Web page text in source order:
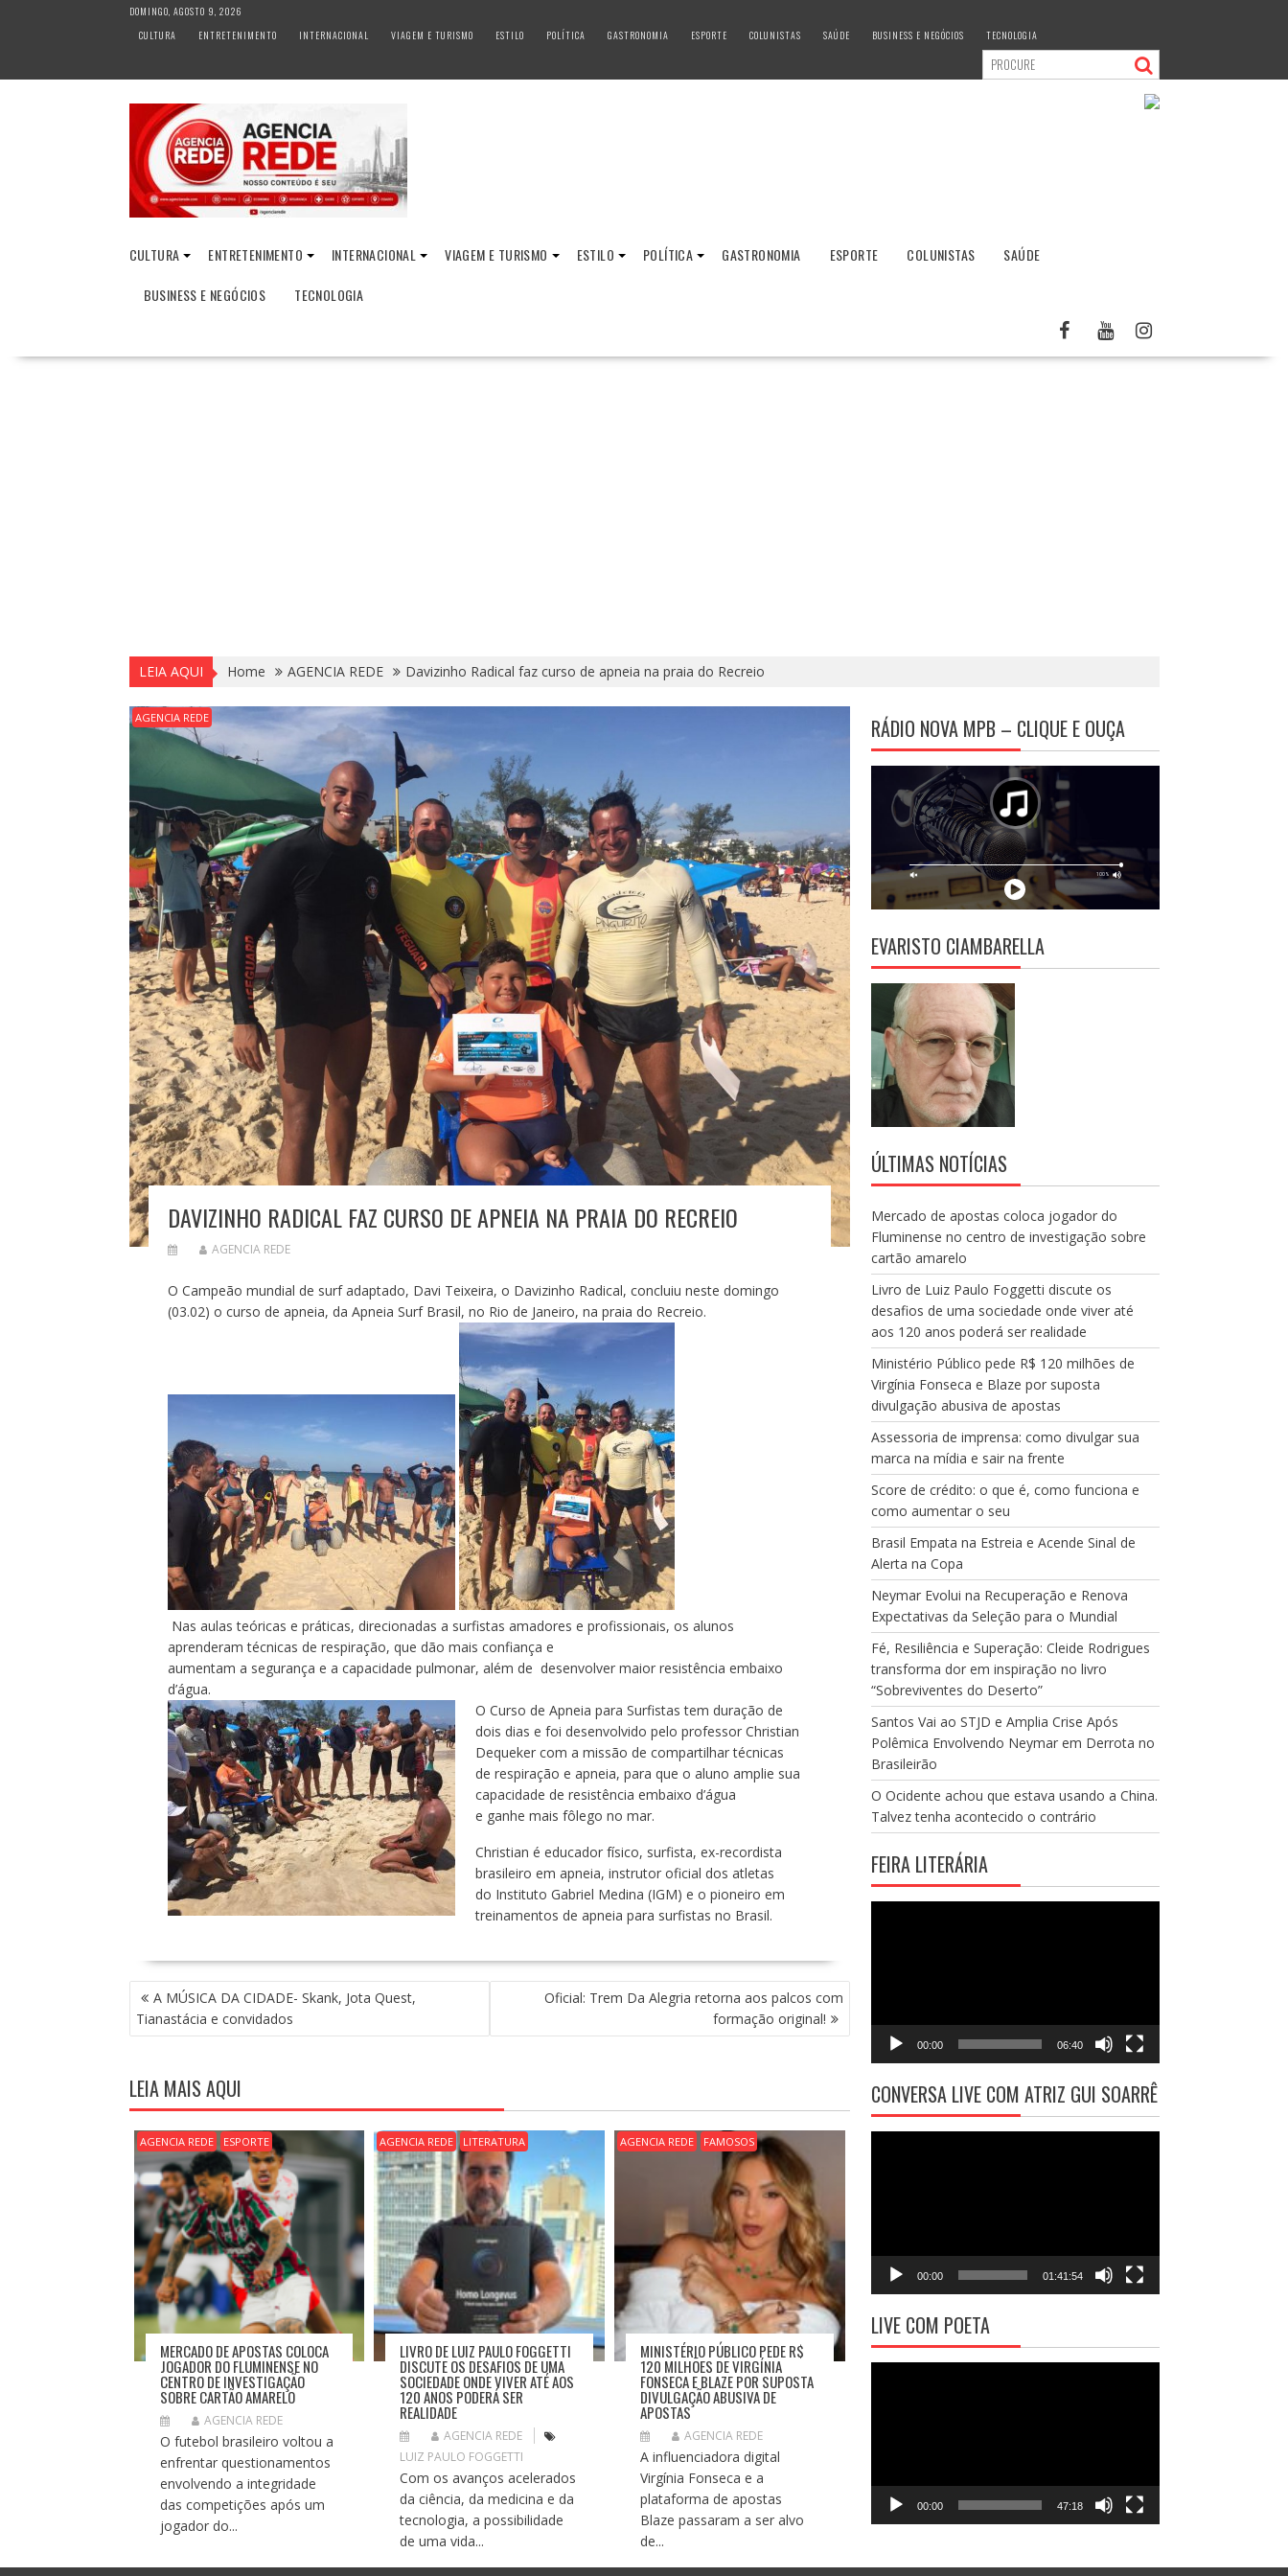
DOMINGO, AGOSTO 9, 2026
CULTURA
ENTRETENIMENTO INTERNACIONAL VIAGEM E TURISMO ESTILO POLÍTICA GASTRONOMIA ESPORTE COLUNISTAS SAÚDE BUSINESS E NEGÓCIOS TECNOLOGIA
CULTURA ENTRETENIMENTO INTERNACIONAL VIAGEM E TURISMO ESTILO POLÍTICA GASTRONOMIA ESPORTE COLUNISTAS
SAÚDE
BUSINESS E NEGÓCIOS
TECNOLOGIA
LEIA AQUI Home AGENCIA REDE Davizinho Radical faz curso de apneia na praia do Recreio
AGENCIA REDE
DAVIZINHO RADICAL FAZ CURSO DE APNEIA NA PRAIA DO RECREIO
AGENCIA REDE
O Campeão mundial de surf adaptado, Davi Teixeira, o Davizinho Radical, concluiu neste domingo
(03.02) o curso de apneia, da Apneia Surf Brasil, no Rio de Janeiro, na praia do Recreio.
Nas aulas teóricas e práticas, direcionadas a surfistas amadores e profissionais, os alunos
aprenderam técnicas de respiração, que dão mais confiança e
aumentam a segurança e a capacidade pulmonar, além de desenvolver maior resistência embaixo
d’água.
O Curso de Apneia para Surfistas tem duração de
dois dias e foi desenvolvido pelo professor Christian
Dequeker com a missão de compartilhartécnicas
de respiração e apneia, para que o aluno amplie sua
capacidade de resistência embaixo d’água
e ganhe mais fôlego no mar.
Christian é educador físico, surfista, ex-recordista
brasileiro em apneia, instrutor oficial dos atletas
do Instituto Gabriel Medina (IGM) e o pioneiro em
treinamentos de apneia para surfistas no Brasil.
N
A
V
G
A
Ç
Ã
O
D
E
P
O
S
T
A MÚSICA DA CIDADE- Skank, Jota Quest,
Tianastácia e convidados
Oficial: Trem Da Alegria retorna aos palcos com
formação original!
LEIA MAIS AQUI
AGENCIA REDE ESPORTE
MERCADO DE APOSTAS COLOCA
JOGADOR DO FLUMINENSE NO
CENTRO DE INVESTIGAÇÃO
SOBRE CARTÃO AMARELO
AGENCIA REDE
O futebol brasileiro voltou a
enfrentar questionamentos
envolvendo a integridade
das competições após um
jogador do...
AGENCIA REDE LITERATURA
LIVRO DE LUIZ PAULO FOGGETTI
DISCUTE OS DESAFIOS DE UMA
SOCIEDADE ONDE VIVER ATÉ AOS
120 ANOS PODERÁ SER
REALIDADE
AGENCIA REDE
LUIZ PAULO FOGGETTI
Com os avanços acelerados
da ciência, da medicina e da
tecnologia, a possibilidade
de uma vida...
AGENCIA REDE FAMOSOS
MINISTÉRIO PÚBLICO PEDE R$
120 MILHÕES DE VIRGÍNIA
FONSECA E BLAZE POR SUPOSTA
DIVULGAÇÃO ABUSIVA DE
APOSTAS
AGENCIA REDE
A influenciadora digital
Virgínia Fonseca e a
plataforma de apostas
Blaze passaram a ser alvo
de...
RÁDIO NOVA MPB – CLIQUE E OUÇA
EVARISTO CIAMBARELLA
ÚLTIMAS NOTÍCIAS
Mercado de apostas coloca jogador do
Fluminense no centro de investigação sobre
cartão amarelo
Livro de Luiz Paulo Foggetti discute os
desafios de uma sociedade onde viver até
aos 120 anos poderá ser realidade
Ministério Público pede R$ 120 milhões de
Virgínia Fonseca e Blaze por suposta
divulgação abusiva de apostas
Assessoria de imprensa: como divulgar sua
marca na mídia e sair na frente
Score de crédito: o que é, como funciona e
como aumentar o seu
Brasil Empata na Estreia e Acende Sinal de
Alerta na Copa
Neymar Evolui na Recuperação e Renova
Expectativas da Seleção para o Mundial
Fé, Resiliência e Superação: Cleide Rodrigues
transforma dor em inspiração no livro
“Sobreviventes do Deserto”
Santos Vai ao STJD e Amplia Crise Após
Polêmica Envolvendo Neymar em Derrota no
Brasileirão
O Ocidente achou que estava usando a China.
Talvez tenha acontecido o contrário
FEIRA LITERÁRIA
00:00 06:40
CONVERSA LIVE COM ATRIZ GUI SOARRÊ
00:00 01:41:54
LIVE COM POETA
00:00 47:18